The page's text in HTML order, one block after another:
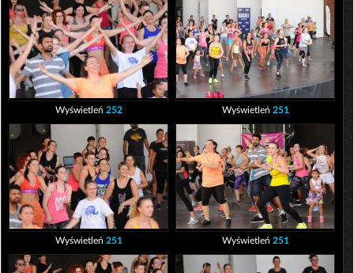
Wyświetleń 252 Wyświetleń 251
Wyświetleń 251 Wyświetleń 251